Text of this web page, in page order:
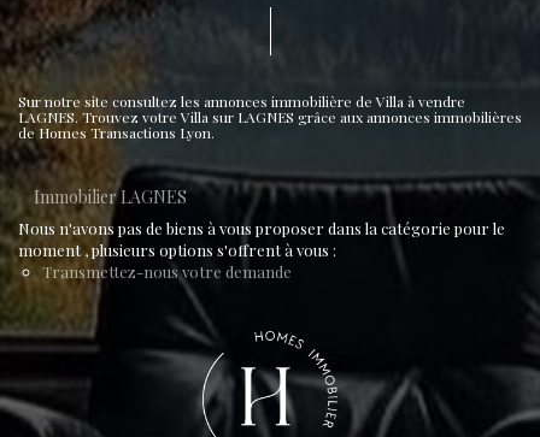
Sur notre site consultez les annonces immobilière de Villa à vendre
LAGNES. Trouvez votre Villa sur LAGNES grâce aux annonces immobilières
de Homes Transactions Lyon.
Immobilier LAGNES
Nous n'avons pas de biens à vous proposer dans la catégorie pour le
moment , plusieurs options s'offrent à vous :
Transmettez-nous votre demande